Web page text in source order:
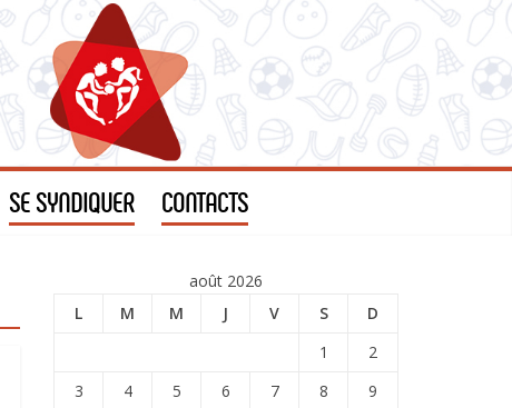
SE SYNDIQUER CONTACTS
août 2026
L
M M J V S
D
1
2
3
4 5 6 7 8
9